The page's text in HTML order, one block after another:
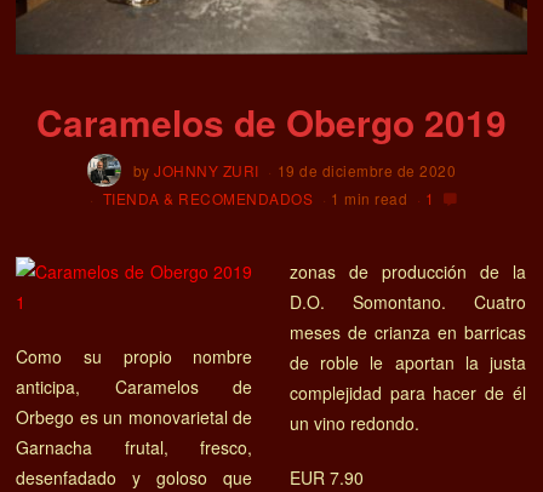
Caramelos de Obergo 2019
byJOHNNY ZURI
19 de diciembre de 2020
TIENDA & RECOMENDADOS
1 min read 1
Como su propio nombre
anticipa, Caramelos de
Orbego es un monovarietal de
Garnacha frutal, fresco,
desenfadado y goloso que
zonas de producción de la
D.O. Somontano. Cuatro
meses de crianza en barricas
de roble le aportan la justa
complejidad para hacer de él
un vino redondo.
EUR 7.90